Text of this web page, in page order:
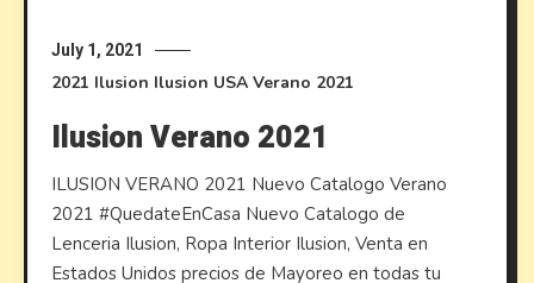
July 1, 2021
2021 Ilusion Ilusion USA Verano 2021
Ilusion Verano 2021
ILUSION VERANO 2021 Nuevo Catalogo Verano
2021 #QuedateEnCasa Nuevo Catalogo de
Lenceria Ilusion, Ropa Interior Ilusion, Venta en
Estados Unidos precios de Mayoreo en todas tu